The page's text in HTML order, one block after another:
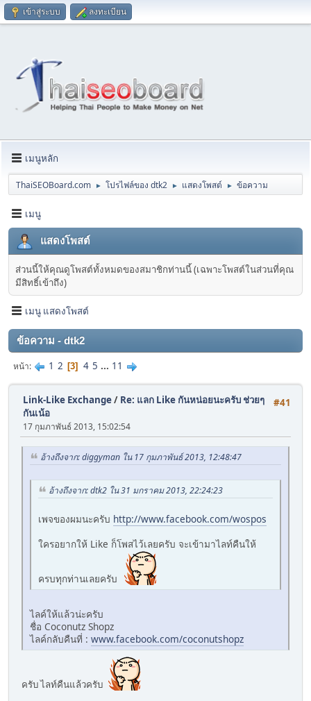
เข้าสู่ระบบ ลงทะเบียน
เมนูหลัก
ThaiSEOBoard.com ► โปรไฟล์ของ dtk2 ► แสดงโพสต์ ► ข้อความ
เมนู
แสดงโพสต์
ส่วนนี้ให้คุณดูโพสต์ทั้งหมดของสมาชิกท่านนี้ (เฉพาะโพสต์ในส่วนที่คุณ
มีสิทธิ์เข้าถึง)
เมนู แสดงโพสต์
ข้อความ - dtk2
หน้า 1 2 3 4 5 ... 11
#41
Link-Like Exchange/ Re: แลก Like กันหน่อยนะครับ ช่วยๆ
กันเน้อ
17 กุมภาพันธ์ 2013, 15:02:54
อ้างถึงจาก: diggyman ใน 17 กุมภาพันธ์ 2013, 12:48:47
อ้างถึงจาก: dtk2 ใน 31 มกราคม 2013, 22:24:23
เพจของผมนะครับ http://www.facebook.com/wospos
ใครอยากให้ Like ก็โพสไว้เลยครับ จะเข้ามาไลท์คืนให้
ครบทุกท่านเลยครับ
ไลค์ให้แล้วน่ะครับ
ชื่อ Coconutz Shopz
ไลค์กลับคืนที่ : www.facebook.com/coconutshopz
ครับ ไลท์คืนแล้วครับ